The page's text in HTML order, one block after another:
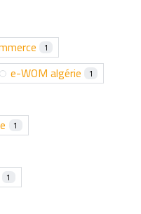
1
e-WOM algérie 1
1
1